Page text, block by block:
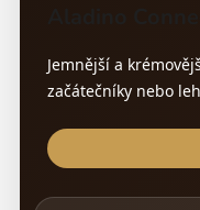
Jemnější a
začátečníky nebo